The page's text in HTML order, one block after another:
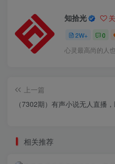
知拾光
2W+ 0
心灵最高尚的人
上一篇
（7302期）有声小说无人直播
相关推荐